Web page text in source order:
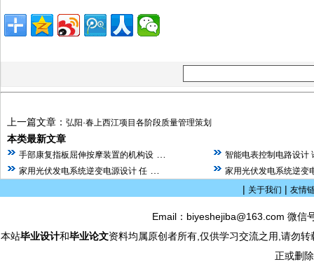
上一篇文章： 弘阳·春上西江项目各阶段质量管理策划
本类最新文章
手部康复指板屈伸按摩装置的机构设
智能电表控制电路设计
家用光伏发电系统逆变电源设计 任
家用光伏发电系统逆变
| 关于我们 | 友情
Email：biyeshejiba@163.com 微
本站毕业设计和毕业论文资料均属原创者所有,仅供学习交流之用,请勿
正或删